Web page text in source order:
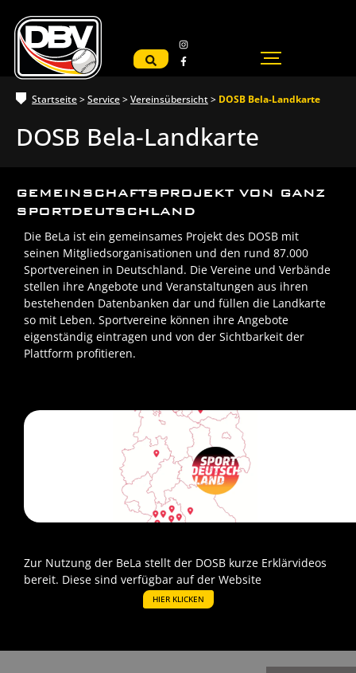
Startseite>Service>Vereinsübersicht> DOSB Bela-Landkarte
DOSB Bela-Landkarte
GEMEINSCHAFTSPROJEKT VON GANZ
SPORTDEUTSCHLAND
Die BeLa ist ein gemeinsames Projekt des DOSB mit
seinen Mitgliedsorganisationen und den rund 87.000
Sportvereinen in Deutschland. Die Vereine und Verbände
stellen ihre Angebote und Veranstaltungen aus ihren
bestehenden Datenbanken dar und füllen die Landkarte
so mit Leben. Sportvereine können ihre Angebote
eigenständig eintragen und von der Sichtbarkeit der
Plattform profitieren.
Zur Nutzung der BeLa stellt der DOSB kurze Erklärvideos
bereit. Diese sind verfügbar auf der Website
HIER KLICKEN